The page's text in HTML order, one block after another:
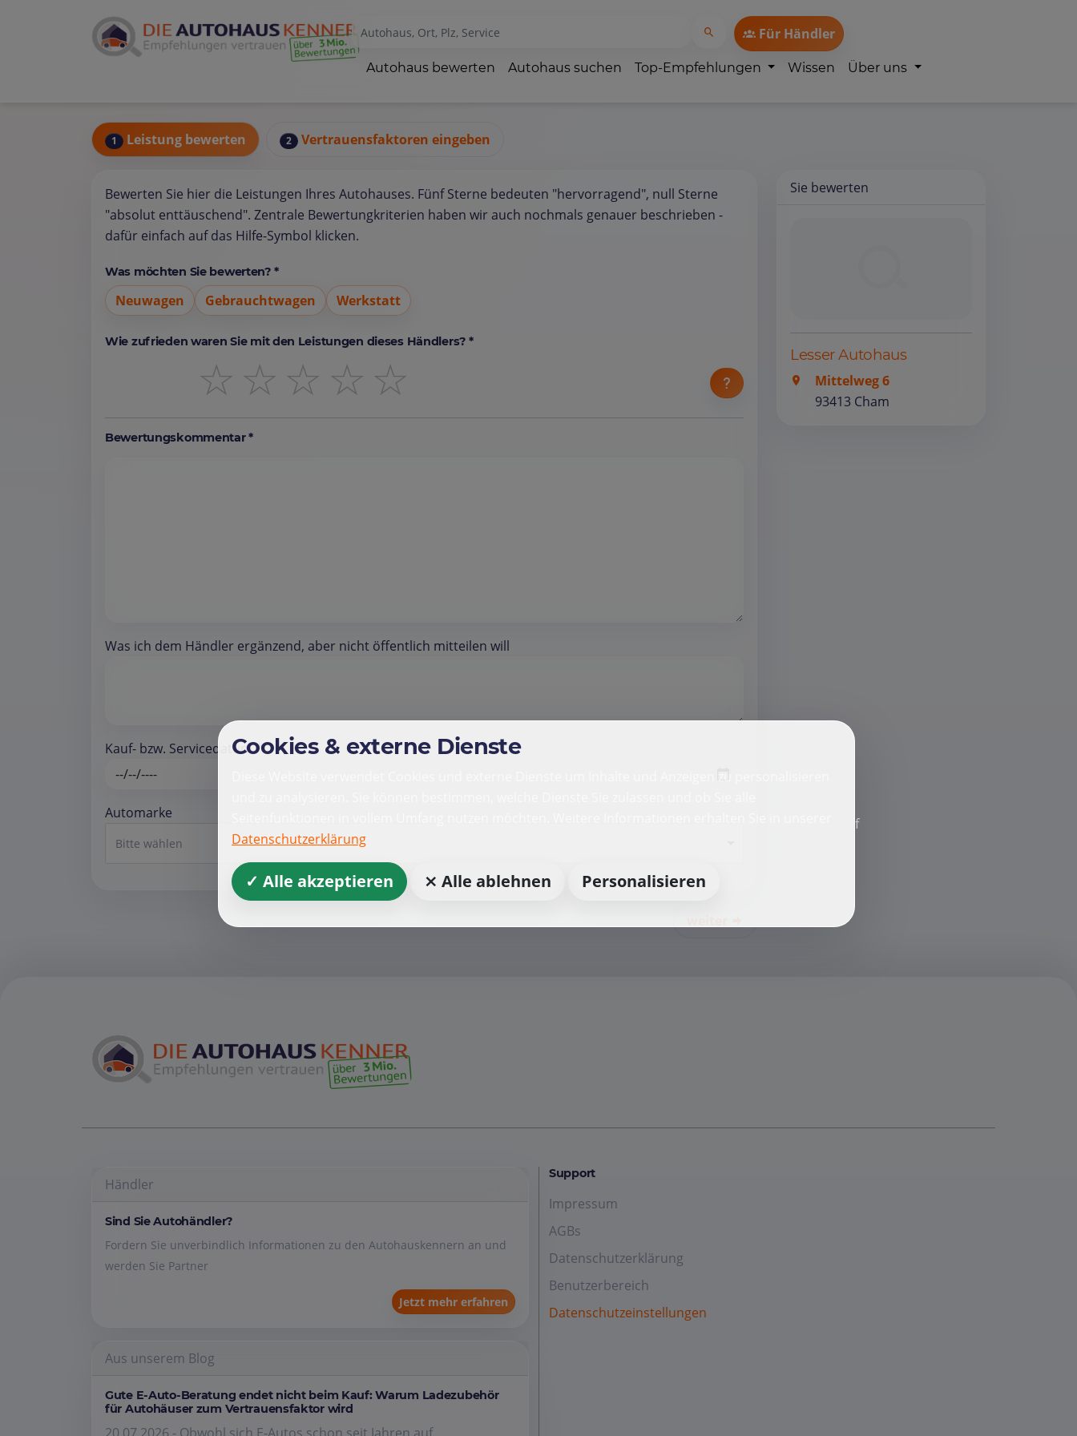
Für Händler
Autohaus bewerten Autohaus suchen Top-Empfehlungen Wissen Über uns
Sie bewerten
Lesser Autohaus
Mittelweg 6
93413 Cham
1 Leistung bewerten 2 Vertrauensfaktoren eingeben
Bewerten Sie hier die Leistungen Ihres Autohauses. Fünf Sterne bedeuten "hervorragend", null Sterne
"absolut enttäuschend". Zentrale Bewertungkriterien haben wir auch nochmals genauer beschrieben -
dafür einfach auf das Hilfe-Symbol klicken.
Was möchten Sie bewerten? *
Neuwagen Gebrauchtwagen Werkstatt
Wie zufrieden waren Sie mit den Leistungen dieses Händlers? *
☆
☆
☆
☆
☆
Bewertungskommentar *
Was ich dem Händler ergänzend, aber nicht öffentlich mitteilen will
Kauf- bzw. Servicedatum *
Automarke
Bitte wählen
Händler
Sind Sie Autohändler?
Fordern Sie unverbindlich Informationen zu den Autohauskennern an und
werden Sie Partner
Jetzt mehr erfahren
Aus unserem Blog
Gute E-Auto-Beratung endet nicht beim Kauf: Warum Ladezubehör
für Autohäuser zum Vertrauensfaktor wird
Support
Impressum
AGBs
Datenschutzerklärung
Benutzerbereich
Datenschutzeinstellungen
Cookies & externe Dienste
Diese Website verwendet Cookies und externe Dienste um Inhalte und Anzeigen zu personalisieren
Datenschutzerklärung
✓ Alle akzeptieren ⨯ Alle ablehnen Personalisieren
f